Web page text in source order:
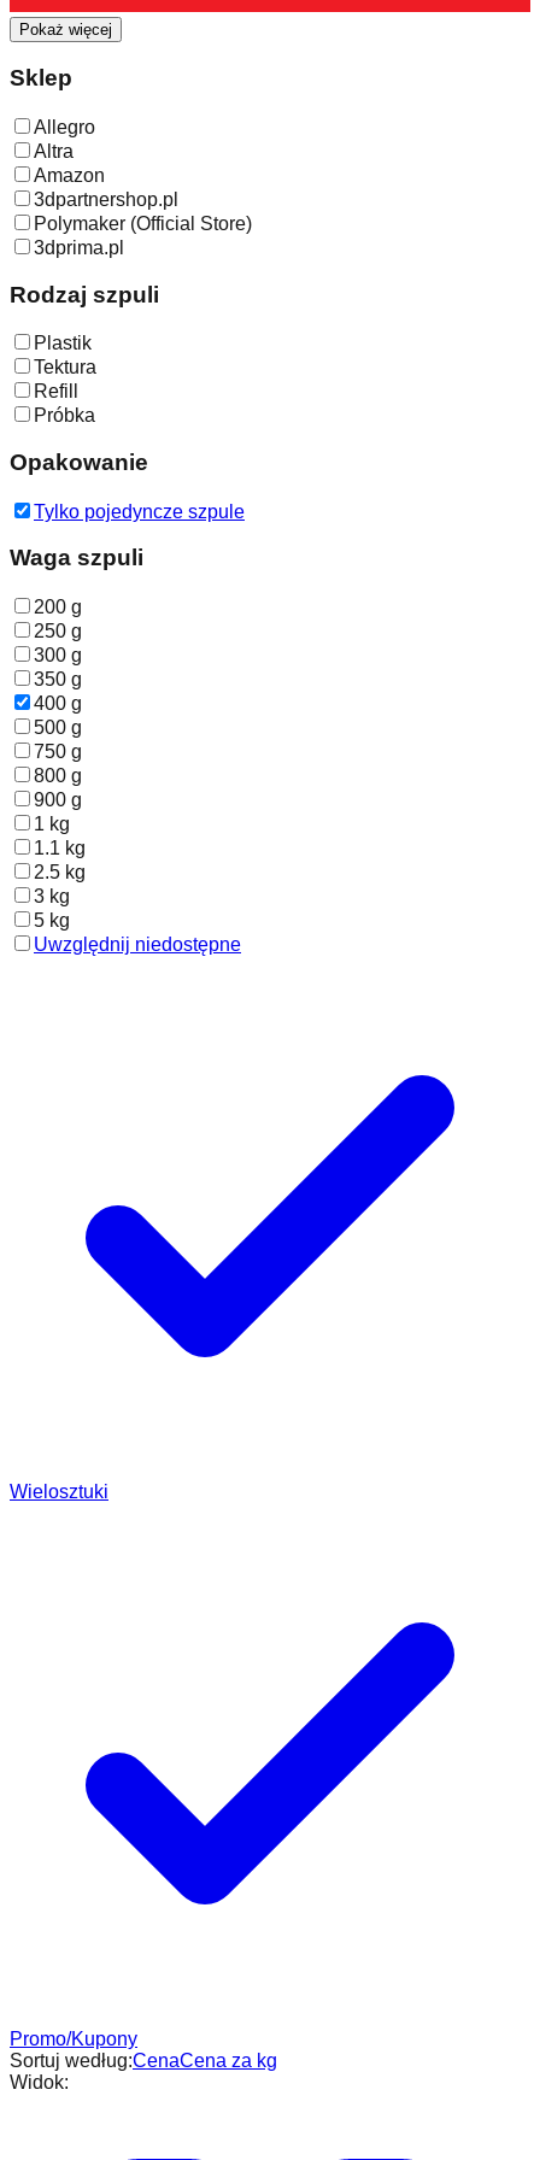
Pokaż więcej
Sklep
Allegro
Altra
Amazon
3dpartnershop.pl
Polymaker (Official Store)
3dprima.pl
Rodzaj szpuli
Plastik
Tektura
Refill
Próbka
Opakowanie
Tylko pojedyncze szpule
Waga szpuli
200 g
250 g
300 g
350 g
400 g
500 g
750 g
800 g
900 g
1 kg
1.1 kg
2.5 kg
3 kg
5 kg
Uwzględnij niedostępne
Wielosztuki
Promo/Kupony
Sortuj według:CenaCena za kg
Widok: